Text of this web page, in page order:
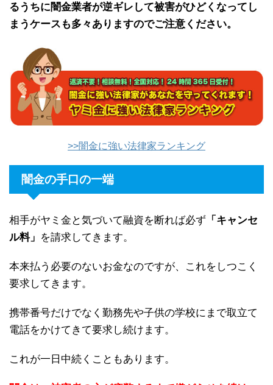
るうちに闇金業者が逆ギレして被害がひどくなってし
まうケースも多々ありますのでご注意ください。
>>闇金に強い法律家ランキング
闇金の手口の一端
相手がヤミ金と気づいて融資を断れば必ず 「キャンセ
ル料」 を請求してきます。
本来払う必要のないお金なのですが、これをしつこく
要求してきます。
携帯番号だけでなく勤務先や子供の学校にまで取立て
電話をかけてきて要求し続けます。
これが一日中続くこともあります。